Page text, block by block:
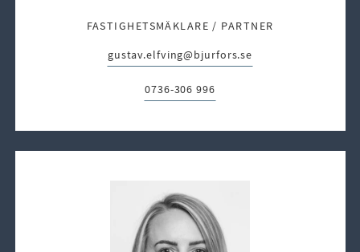
FASTIGHETSMÄKLARE / PARTNER
E-post:
gustav.elfving@bjurfors.se
Telefon:
0736-306 996